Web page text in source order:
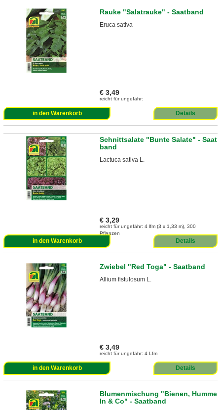
Rauke "Salatrauke" - Saatband
Eruca sativa
€ 3,49
reicht für ungefähr:
in den Warenkorb Details
Schnittsalate "Bunte Salate" - Saat
band
Lactuca sativa L.
€ 3,29
reicht für ungefähr: 4 lfm (3 x 1,33 m), 300
Pflanzen
in den Warenkorb Details
Zwiebel "Red Toga" - Saatband
Allium fistulosum L.
€ 3,49
reicht für ungefähr: 4 Lfm
in den Warenkorb Details
Blumenmischung "Bienen, Humme
ln & Co" - Saatband